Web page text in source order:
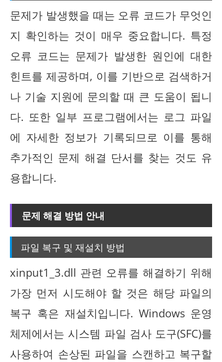
문제가 발생했을 때는 오류 코드가 무엇인
지 확인하는 것이 매우 중요합니다. 특정
오류 코드는 문제가 발생한 원인에 대한
힌트를 제공하며, 이를 기반으로 검색하거
나 기술 지원에 문의할 때 큰 도움이 됩니
다. 또한 일부 프로그램에서는 로그 파일
에 자세한 정보가 기록되므로 이를 통해
추가적인 문제 해결 단서를 찾는 것도 유
용합니다.
문제 해결 방법 안내
파일 복구 및 재설치 방법
xinput1_3.dll 관련 오류를 해결하기 위해
가장 먼저 시도해야 할 것은 해당 파일의
복구 혹은 재설치입니다. Windows 운영
체제에서는 시스템 파일 검사 도구(SFC)를
사용하여 손상된 파일을 스캔하고 복구할